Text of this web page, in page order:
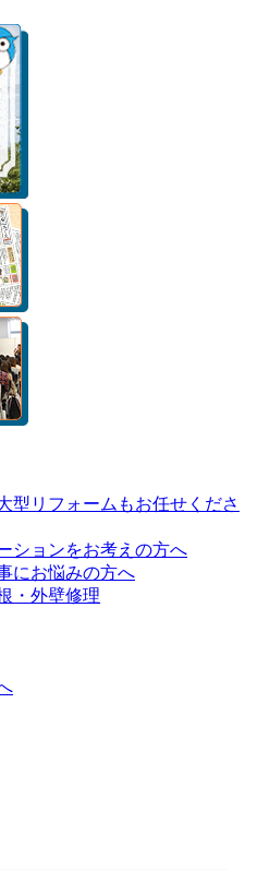
型リフォームもお任せくださ
ションをお考えの方へ
にお悩みの方へ
・外壁修理